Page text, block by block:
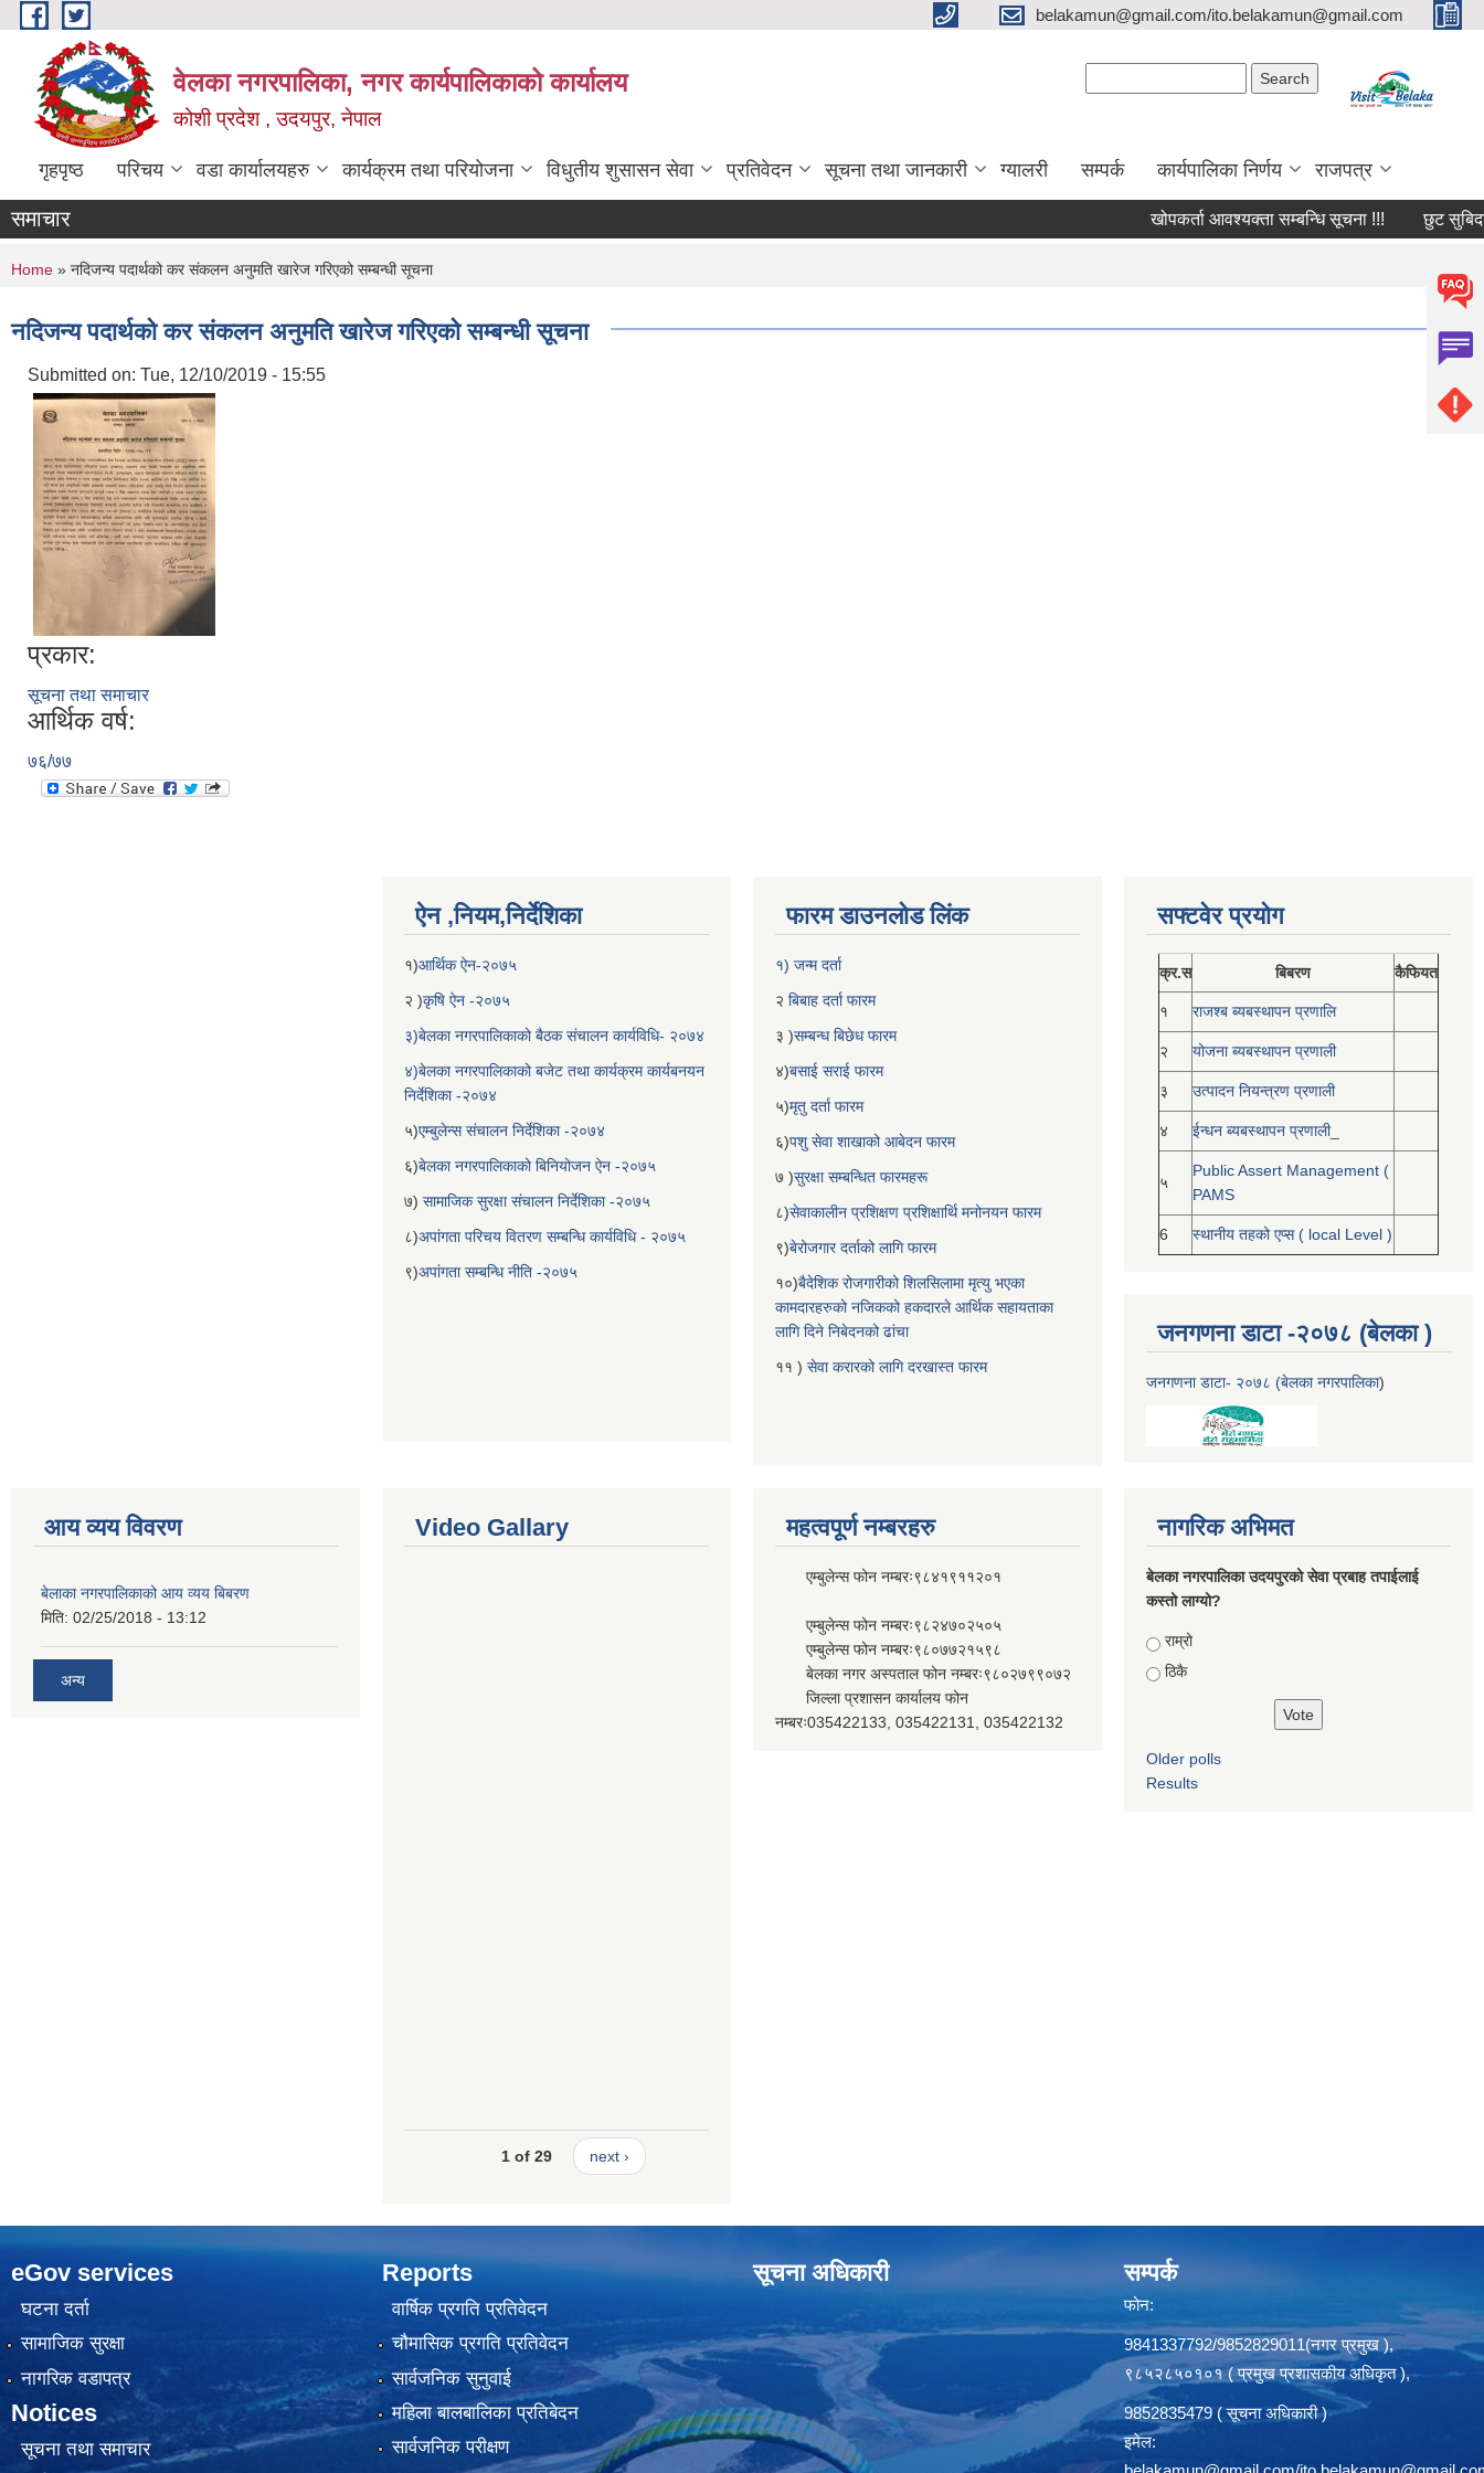
Skip to main content belakamun@gmail.com/ito.belakamun@gmail.com
वेलका नगरपालिका, नगर कार्यपालिकाको कार्यालय
कोशी प्रदेश , उदयपुर, नेपाल
गृहपृष्ठ परिचय वडा कार्यालयहरु कार्यक्रम तथा परियोजना विधुतीय शुसासन सेवा प्रतिवेदन सूचना तथा जानकारी ग्यालरी सम्पर्क कार्यपालिका निर्णय राजपत्र
समाचार खोपकर्ता आवश्यक्ता सम्बन्धि सूचना !!! छुट सुबिदा
You are here
Home » नदिजन्य पदार्थको कर संकलन अनुमति खारेज गरिएको सम्बन्धी सूचना
नदिजन्य पदार्थको कर संकलन अनुमति खारेज गरिएको सम्बन्धी सूचना
Submitted on: Tue, 12/10/2019 - 15:55
प्रकार:
सूचना तथा समाचार
आर्थिक वर्ष:
७६/७७
ऐन ,नियम,निर्देशिका
१)आर्थिक ऐन-२०७५
२ )कृषि ऐन -२०७५
३)बेलका नगरपालिकाको बैठक संचालन कार्यविधि- २०७४
४)बेलका नगरपालिकाको बजेट तथा कार्यक्रम कार्यबनयन
निर्देशिका -२०७४
५)एम्बुलेन्स संचालन निर्देशिका -२०७४
६)बेलका नगरपालिकाको बिनियोजन ऐन -२०७५
७) सामाजिक सुरक्षा संचालन निर्देशिका -२०७५
८)अपांगता परिचय वितरण सम्बन्धि कार्यविधि - २०७५
९)अपांगता सम्बन्धि नीति -२०७५
फारम डाउनलोड लिंक
१) जन्म दर्ता
२ बिबाह दर्ता फारम
३ )सम्बन्ध बिछेध फारम
४)बसाई सराई फारम
५)मृतु दर्ता फारम
६)पशु सेवा शाखाको आबेदन फारम
७ )सुरक्षा सम्बन्धित फारमहरू
८)सेवाकालीन प्रशिक्षण प्रशिक्षार्थि मनोनयन फारम
९)बेरोजगार दर्ताको लागि फारम
१०)बैदेशिक रोजगारीको शिलसिलामा मृत्यु भएका
कामदारहरुको नजिकको हकदारले आर्थिक सहायताका
लागि दिने निबेदनको ढांचा
११ ) सेवा करारको लागि दरखास्त फारम
सफ्टवेर प्रयोग
क्र.स बिबरण कैफियत
१ राजश्ब ब्यबस्थापन प्रणालि
२ योजना ब्यबस्थापन प्रणाली
३ उत्पादन नियन्त्रण प्रणाली
४ ईन्धन ब्यबस्थापन प्रणाली_
५
Public Assert Management (
PAMS
6 स्थानीय तहको एप्स ( local Level )
जनगणना डाटा -२०७८ (बेलका )
जनगणना डाटा- २०७८ (बेलका नगरपालिका)
आय व्यय विवरण
बेलाका नगरपालिकाको आय व्यय बिबरण
मिति: 02/25/2018 - 13:12
अन्य
Video Gallary
1 of 29 next ›
महत्वपूर्ण नम्बरहरु
एम्बुलेन्स फोन नम्बरः९८४१९११२०१
एम्बुलेन्स फोन नम्बरः९८२४७०२५०५
एम्बुलेन्स फोन नम्बरः९८०७७२१५९८
बेलका नगर अस्पताल फोन नम्बरः९८०२७९९०७२
जिल्ला प्रशासन कार्यालय फोन
नम्बरः035422133, 035422131, 035422132
नागरिक अभिमत
बेलका नगरपालिका उदयपुरको सेवा प्रबाह तपाईलाई
कस्तो लाग्यो?
Choices
राम्रो
ठिकै
Older polls
Results
eGov services
घटना दर्ता
सामाजिक सुरक्षा
नागरिक वडापत्र
Notices
सूचना तथा समाचार
Reports
वार्षिक प्रगति प्रतिवेदन
चौमासिक प्रगति प्रतिवेदन
सार्वजनिक सुनुवाई
महिला बालबालिका प्रतिबेदन
सार्वजनिक परीक्षण
सूचना अधिकारी सम्पर्क
फोन:
9841337792/9852829011(नगर प्रमुख ),
९८५२८५०१०१ ( प्रमुख प्रशासकीय अधिकृत ),
9852835479 ( सूचना अधिकारी )
इमेल: